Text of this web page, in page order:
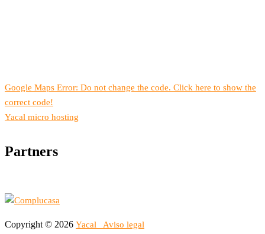
Google Maps Error: Do not change the code. Click here to show the
correct code!
Yacal micro hosting
Partners
Copyright © 2026 Yacal Aviso legal